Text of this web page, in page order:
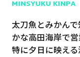
MINSYUKU KINPA
太刀魚とみかん
かな高田海岸で営
特に夕日に映え